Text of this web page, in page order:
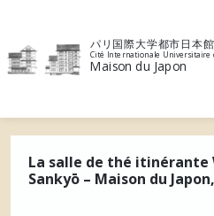
content
パリ国際大学都市日本館
Cité Internationale Universitaire
Maison du Japon
La salle de thé itinérante
Sankyō – Maison du